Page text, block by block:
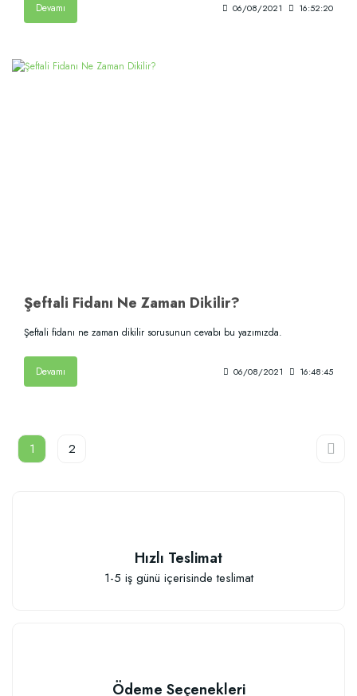
Devamı 06/08/2021 16:52:20
Şeftali Fidanı Ne Zaman Dikilir?
Şeftali fidanı ne zaman dikilir sorusunun cevabı bu yazımızda.
Devamı 06/08/2021 16:48:45
1 2
Hızlı Teslimat
1-5 iş günü içerisinde teslimat
Ödeme Seçenekleri